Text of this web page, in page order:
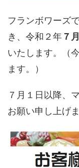
フランボワーズ
き、令和２年７
いたします。（
ます。）
７月１日以降、
お願い申し上げま